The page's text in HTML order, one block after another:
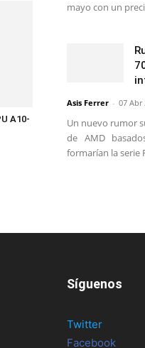
A10-
mayo con un
Asis Ferrer - 07 Abr
Un nuevo rumor
de AMD
formarían la serie
Síguenos
Twitter
Facebook